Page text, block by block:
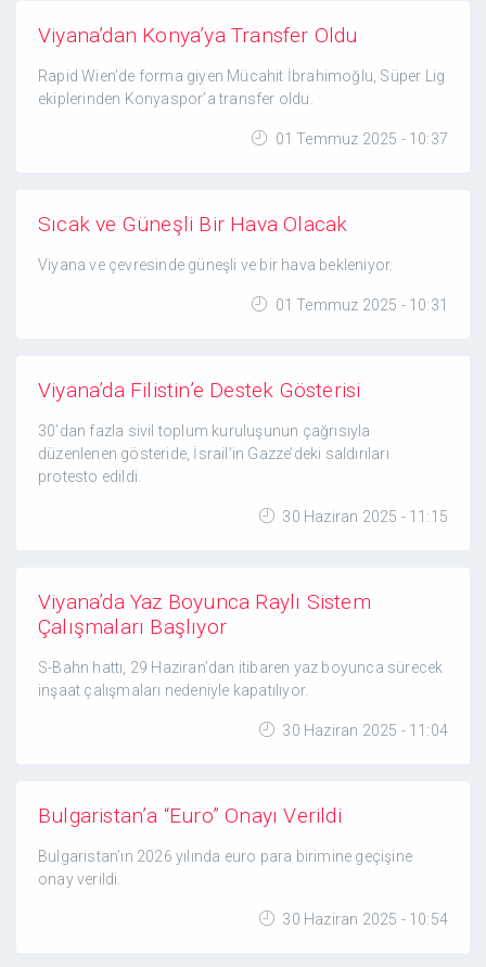
Viyana’dan Konya’ya Transfer Oldu
Rapid Wien’de forma giyen Mücahit İbrahimoğlu, Süper Lig
ekiplerinden Konyaspor’a transfer oldu.
01 Temmuz 2025 - 10:37
Sıcak ve Güneşli Bir Hava Olacak
Viyana ve çevresinde güneşli ve bir hava bekleniyor.
01 Temmuz 2025 - 10:31
Viyana’da Filistin’e Destek Gösterisi
30’dan fazla sivil toplum kuruluşunun çağrısıyla
düzenlenen gösteride, İsrail’in Gazze’deki saldırıları
protesto edildi.
30 Haziran 2025 - 11:15
Viyana’da Yaz Boyunca Raylı Sistem
Çalışmaları Başlıyor
S-Bahn hattı, 29 Haziran’dan itibaren yaz boyunca sürecek
inşaat çalışmaları nedeniyle kapatılıyor.
30 Haziran 2025 - 11:04
Bulgaristan’a “Euro” Onayı Verildi
Bulgaristan’ın 2026 yılında euro para birimine geçişine
onay verildi.
30 Haziran 2025 - 10:54